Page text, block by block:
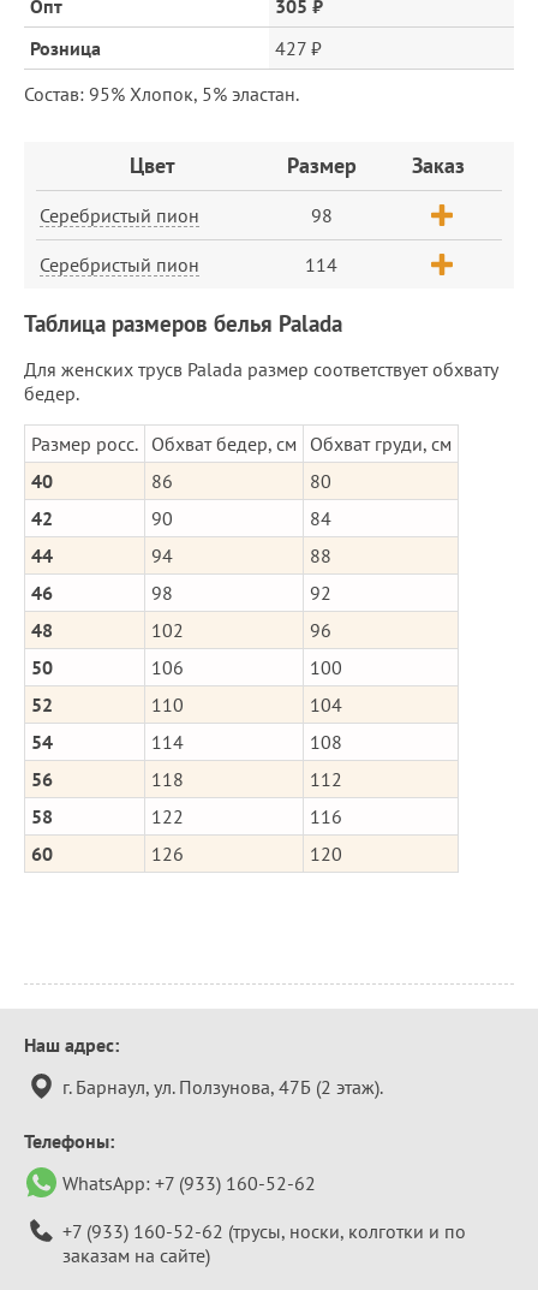
Опт
305 ₽
Розница
427 ₽
Состав: 95% Хлопок, 5% эластан.
Цвет Размер Заказ
Серебристый пион 98
Серебристый пион 114
Таблица размеров белья Palada
Для женских трусв Palada размер соответствует обхвату
бедер.
Размер росс. Обхват бедер, см
Обхват груди, см
40
86
80
42
90
84
44
94
88
46
98
92
48
102
96
50
106
100
52
110
104
54
114
108
56
118
112
58
122
116
60
126 120
Контактная
информация
Наш адрес:
г. Барнаул, ул. Ползунова, 47Б (2 этаж).
Телефоны:
WhatsApp: +7 (933) 160-52-62
+7 (933) 160-52-62 (трусы, носки, колготки и по
заказам на сайте)